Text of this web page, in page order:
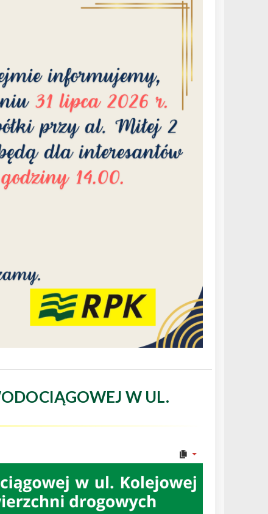
W UL.